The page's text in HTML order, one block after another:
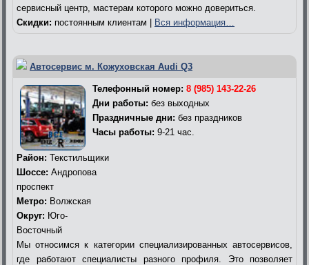
сервисный центр, мастерам которого можно довериться.
Скидки: постоянным клиентам | Вся информация…
Автосервис м. Кожуховская Audi Q3
Телефонный номер: 8 (985) 143-22-26
Дни работы: без выходных
Праздничные дни: без праздников
Часы работы: 9-21 час.
Район: Текстильщики
Шоссе: Андропова
проспект
Метро: Волжская
Округ: Юго-
Восточный
Мы относимся к категории специализированных автосервисов,
где работают специалисты разного профиля. Это позволяет